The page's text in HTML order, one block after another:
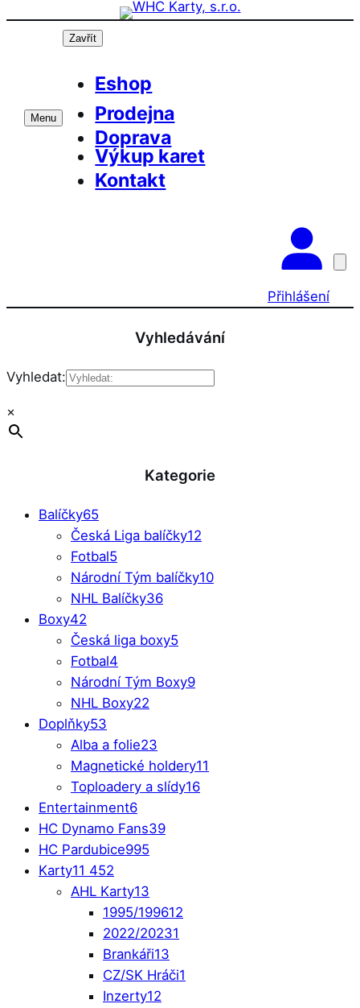
Přeskočit
Menu
Zavřít
Eshop
Prodejna
Doprava
Výkup karet
Kontakt
Přihlášení
Vyhledávání
Vyhledat:
×
Kategorie
Balíčky65
Česká Liga balíčky12
Fotbal5
Národní Tým balíčky10
NHL Balíčky36
Boxy42
Česká liga boxy5
Fotbal4
Národní Tým Boxy9
NHL Boxy22
Doplňky53
Alba a folie23
Magnetické holdery11
Toploadery a slídy16
Entertainment6
HC Dynamo Fans39
HC Pardubice995
Karty11 452
AHL Karty13
1995/199612
2022/20231
Brankáři13
CZ/SK Hráči1
Inzerty12